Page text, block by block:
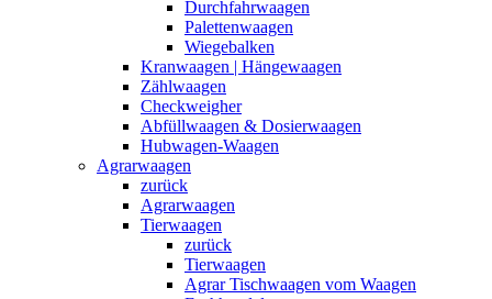
Durchfahrwaagen
Palettenwaagen
Wiegebalken
Kranwaagen | Hängewaagen
Zählwaagen
Checkweigher
Abfüllwaagen & Dosierwaagen
Hubwagen-Waagen
Agrarwaagen
zurück
Agrarwaagen
Tierwaagen
zurück
Tierwaagen
Agrar Tischwaagen vom Waagen